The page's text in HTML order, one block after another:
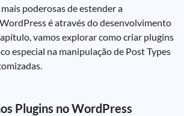
poderosas de estender a
é através do desenvolvimento
vamos explorar como criar plugins
especial na manipulação de Post Types
Plugins no WordPress